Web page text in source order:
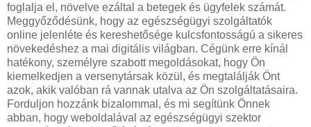
foglalja el, növelve ezáltal a betegek és ügyfelek számát.
Meggyőződésünk, hogy az egészségügyi szolgáltatók
online jelenléte és kereshetősége kulcsfontosságú a sikeres
növekedéshez a mai digitális világban. Cégünk erre kínál
hatékony, személyre szabott megoldásokat, hogy Ön
kiemelkedjen a versenytársak közül, és megtalálják Önt
azok, akik valóban rá vannak utalva az Ön szolgáltatásaira.
Forduljon hozzánk bizalommal, és mi segítünk Önnek
abban, hogy weboldalával az egészségügyi szektor